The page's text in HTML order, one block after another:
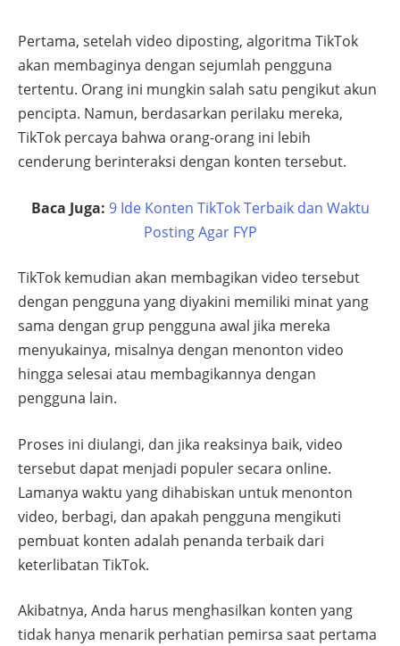
Pertama, setelah video diposting, algoritma TikTok
akan membaginya dengan sejumlah pengguna
tertentu. Orang ini mungkin salah satu pengikut akun
pencipta. Namun, berdasarkan perilaku mereka,
TikTok percaya bahwa orang-orang ini lebih
cenderung berinteraksi dengan konten tersebut.
Baca Juga: 9 Ide Konten TikTok Terbaik dan Waktu
Posting Agar FYP
TikTok kemudian akan membagikan video tersebut
dengan pengguna yang diyakini memiliki minat yang
sama dengan grup pengguna awal jika mereka
menyukainya, misalnya dengan menonton video
hingga selesai atau membagikannya dengan
pengguna lain.
Proses ini diulangi, dan jika reaksinya baik, video
tersebut dapat menjadi populer secara online.
Lamanya waktu yang dihabiskan untuk menonton
video, berbagi, dan apakah pengguna mengikuti
pembuat konten adalah penanda terbaik dari
keterlibatan TikTok.
Akibatnya, Anda harus menghasilkan konten yang
tidak hanya menarik perhatian pemirsa saat pertama